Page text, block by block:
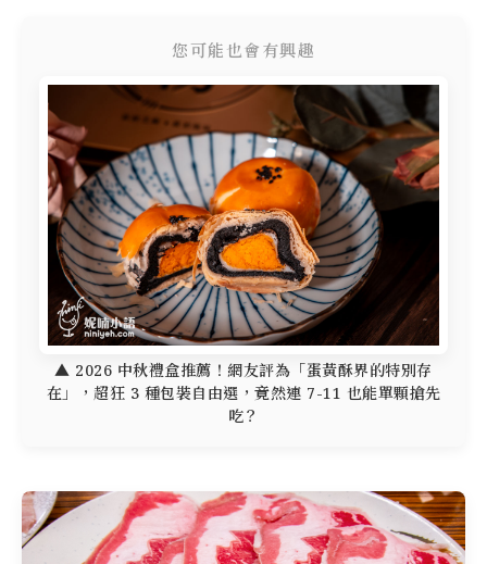
您可能也會有興趣
▲ 2026 中秋禮盒推薦！網友評為「蛋黃酥界的特別存
在」，超狂 3 種包裝自由選，竟然連 7-11 也能單顆搶先
吃？